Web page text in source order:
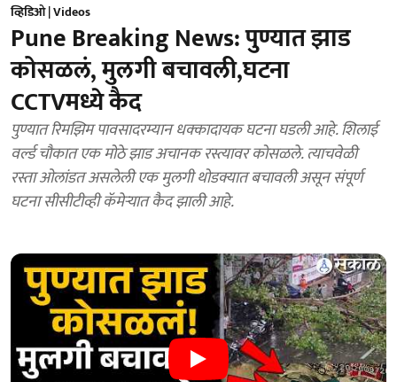
व्हिडिओ | Videos
Pune Breaking News: पुण्यात झाड
कोसळलं, मुलगी बचावली,घटना
CCTVमध्ये कैद
पुण्यात रिमझिम पावसादरम्यान धक्कादायक घटना घडली आहे. शिलाई
वर्ल्ड चौकात एक मोठे झाड अचानक रस्त्यावर कोसळले. त्याचवेळी
रस्ता ओलांडत असलेली एक मुलगी थोडक्यात बचावली असून संपूर्ण
घटना सीसीटीव्ही कॅमेऱ्यात कैद झाली आहे.